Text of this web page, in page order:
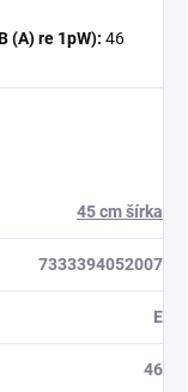
(A) re 1pW): 46
45 cm šírka
7333394052007
E
46